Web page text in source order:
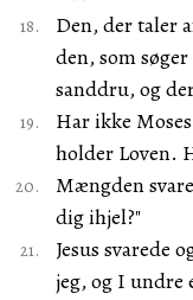
Den, der taler
den, som
sanddru, og
Har ikke
holder Loven.
Mængden
dig ihjel?"
Jesus svarede
jeg, og I undre